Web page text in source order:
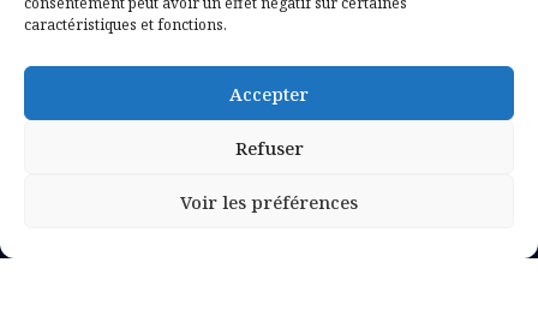
caractéristiques et fonctions.
Accepter
Refuser
Voir les préférences